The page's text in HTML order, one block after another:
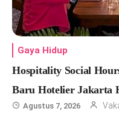
Gaya Hidup
Hospitality Social
Baru Hotelier Jakarta
Agustus 7, 2026